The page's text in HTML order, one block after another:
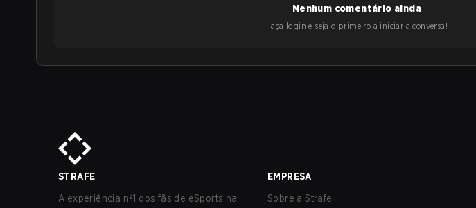
Nenhum comentário ainda
Faça login e seja o primeiro a iniciar a conversa!
STRAFE
A experiência nº1 dos fãs de eSports na
EMPRESA
Sobre a Strafe